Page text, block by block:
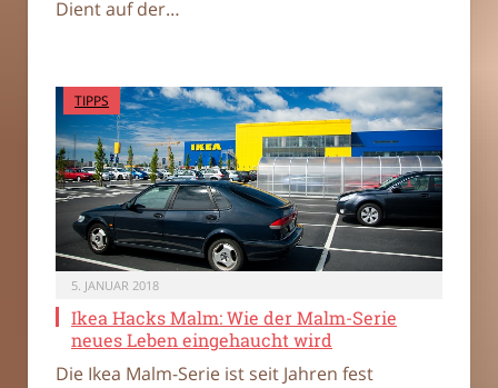
Dient auf der…
TIPPS
5. JANUAR 2018
Ikea Hacks Malm: Wie der Malm-Serie
neues Leben eingehaucht wird
Die Ikea Malm-Serie ist seit Jahren fest